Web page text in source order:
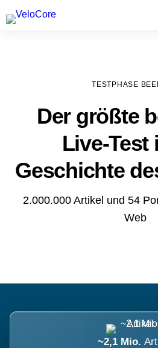
Agenturen & Webdesigner
TESTPHASE
Der größte
Live-Test
Geschichte
2.000.000 Artikel und 54
Web
~2,1 Mio.